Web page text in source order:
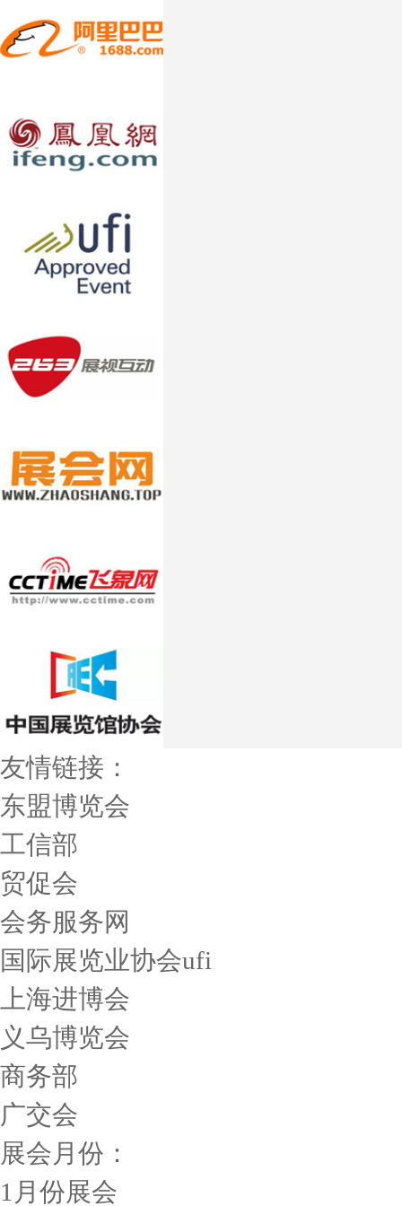
友情链接：
东盟博览会
工信部
贸促会
会务服务网
国际展览业协会ufi
上海进博会
义乌博览会
商务部
广交会
展会月份：
1月份展会